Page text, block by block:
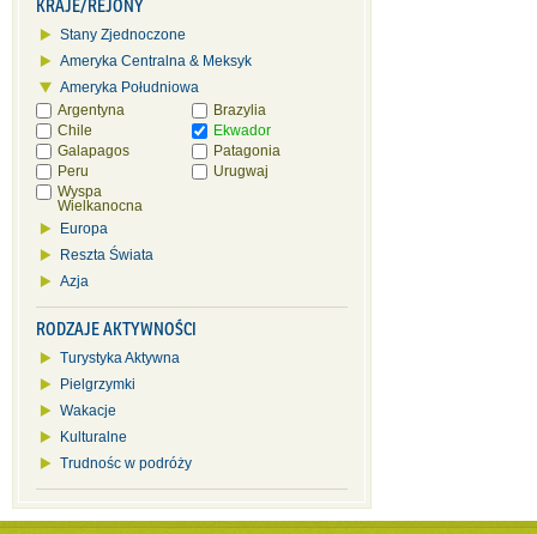
KRAJE/REJONY
Stany Zjednoczone
Ameryka Centralna & Meksyk
Ameryka Południowa
Argentyna
Brazylia
Chile
Ekwador
Galapagos
Patagonia
Peru
Urugwaj
Wyspa
Wielkanocna
Europa
Reszta Świata
Azja
RODZAJE AKTYWNOŚCI
Turystyka Aktywna
Pielgrzymki
Wakacje
Kulturalne
Trudnośc w podróży